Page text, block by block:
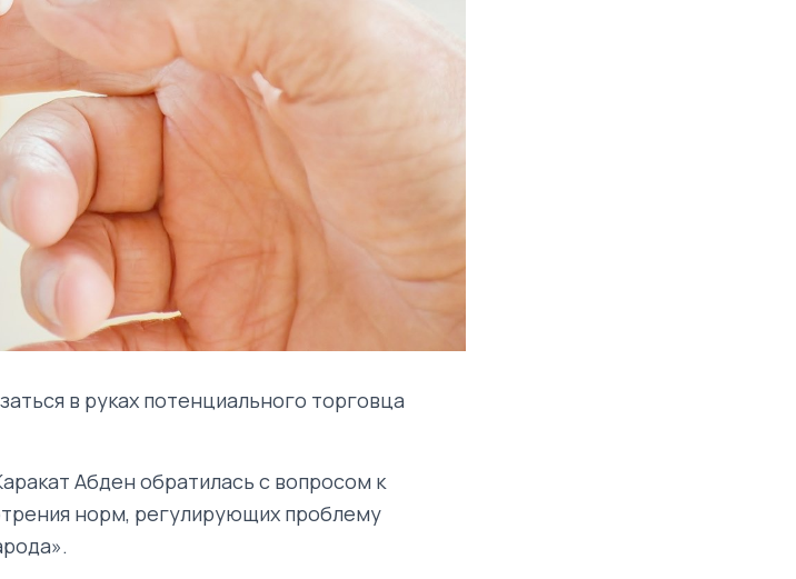
в руках потенциального торговца
Абден обратилась с вопросом к
норм, регулирующих проблему